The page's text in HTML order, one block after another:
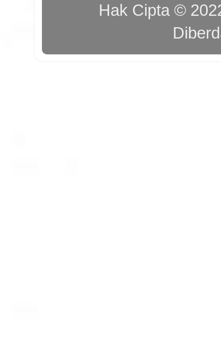
Hak Cipta ©